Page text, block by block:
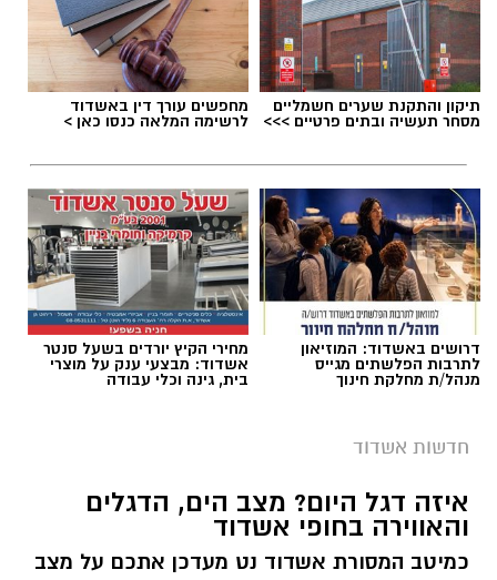
תיקון והתקנת שערים חשמליים
מסחר תעשיה ובתים פרטיים >>>
מחפשים עורך דין באשדוד
לרשימה המלאה כנסו כאן >
דרושים באשדוד: המוזיאון
לתרבות הפלשתים מגייס
מנהל/ת מחלקת חינוך
מחירי הקיץ יורדים בשעל סנטר
אשדוד: מבצעי ענק על מוצרי
בית, גינה וכלי עבודה
חדשות אשדוד
איזה דגל היום? מצב הים, הדגלים
והאווירה בחופי אשדוד
כמיטב המסורת אשדוד נט מעדכן אתכם על מצב